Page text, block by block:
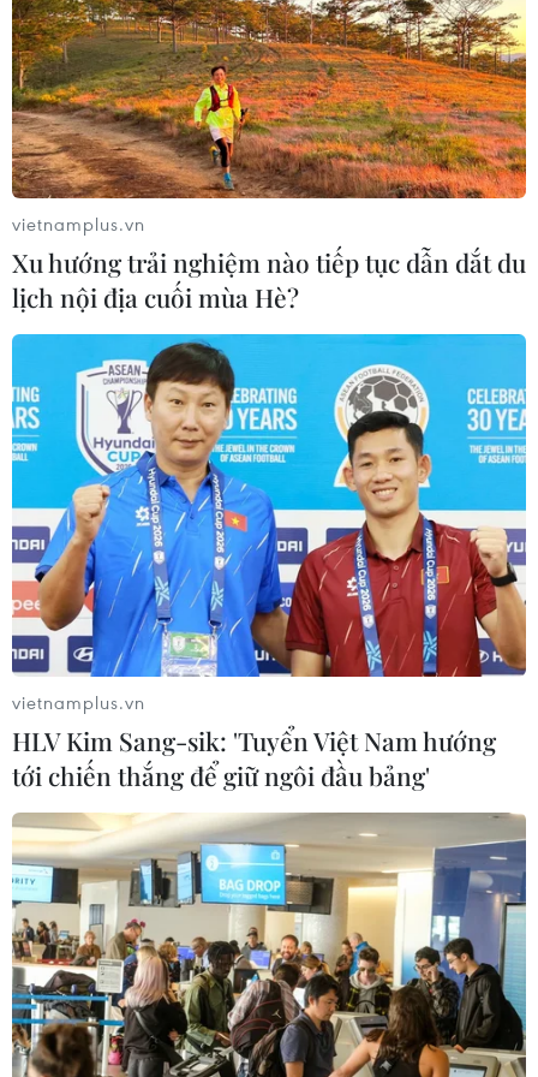
Kim ngạch xuất khẩu vượt mốc 100
tỷ USD, Hàn Quốc lập kỷ lục thặng
dư vãng lai
06/08/2026 03:34
Moody’s cảnh báo hạ tầng điện hạn
chế tiềm năng phát triển AI của
Mexico
06/08/2026 03:33
Các công viên Disney ghi nhận
doanh thu quý kỷ lục
06/08/2026 03:33
Làm giàu từ cây na ở vùng cao tại
Ninh Bình
Mỹ chuẩn bị áp thuế 15% nguyên liệu
then chốt sản xuất pin mặt trời
06/08/2026 02:12
Giá vàng trong nước tiếp tục tăng,
SJC lên ngưỡng 143,3 triệu đồng mỗi
lượng
06/08/2026 02:12
vietnamplus.vn
Xu hướng trải nghiệm nào tiếp tục dẫn dắt du
lịch nội địa cuối mùa Hè?
vietnamplus.vn
HLV Kim Sang-sik: 'Tuyển Việt Nam hướng
tới chiến thắng để giữ ngôi đầu bảng'